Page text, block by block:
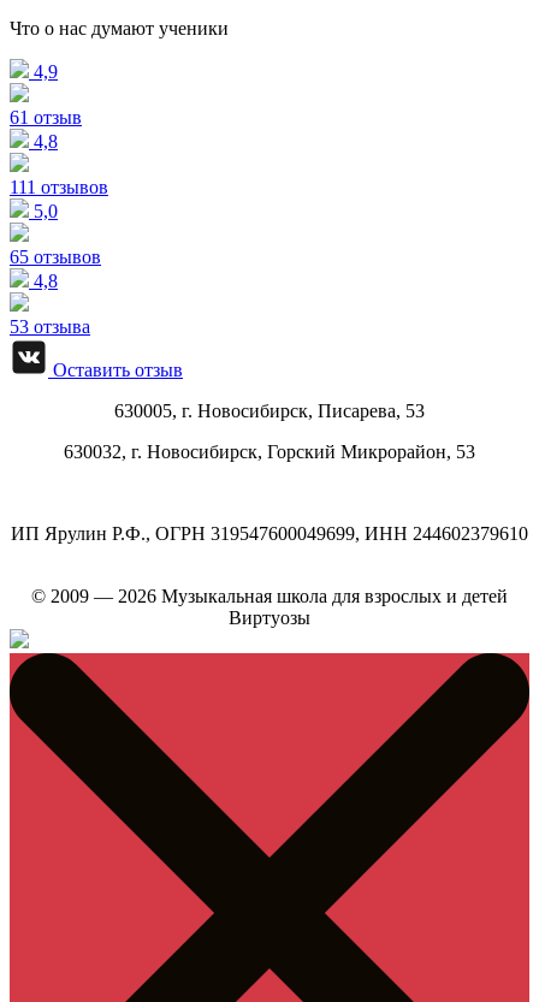
Что о нас думают ученики
4,9
61 отзыв
4,8
111 отзывов
5,0
65 отзывов
4,8
53 отзыва
Оставить отзыв
630005, г. Новосибирск, Писарева, 53
630032, г. Новосибирск, Горский Микрорайон, 53
ИП Ярулин Р.Ф., ОГРН 319547600049699, ИНН 244602379610
© 2009 — 2026 Музыкальная школа для взрослых и детей
Виртуозы